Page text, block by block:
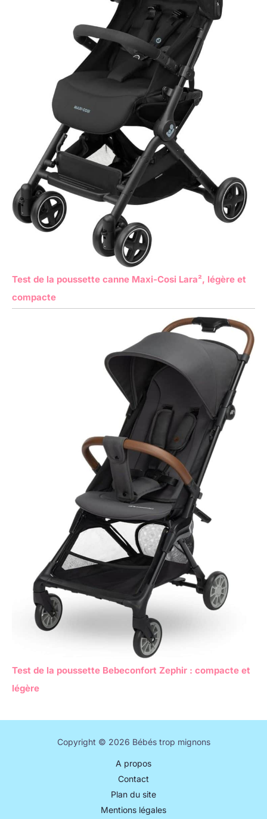
Test de la poussette canne Maxi-Cosi Lara², légère et
compacte
Test de la poussette Bebeconfort Zephir : compacte et
légère
Copyright © 2026 Bébés trop mignons
A propos
Contact
Plan du site
Mentions légales